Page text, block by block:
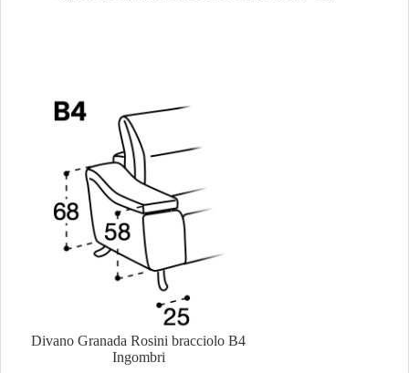
Divano Granada Rosini bracciolo B4
Ingombri